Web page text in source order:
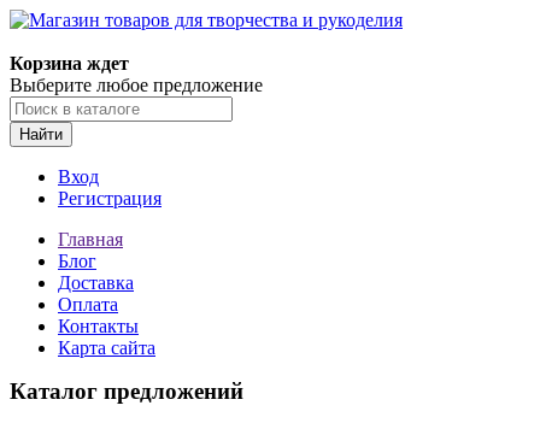
Корзина ждет
Выберите любое предложение
Найти
Вход
Регистрация
Главная
Блог
Доставка
Оплата
Контакты
Карта сайта
Каталог предложений